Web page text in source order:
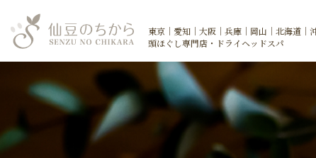
東京｜愛知｜大阪｜兵庫｜岡山｜北海道｜
頭ほぐし専門店・ドライヘッドスパ